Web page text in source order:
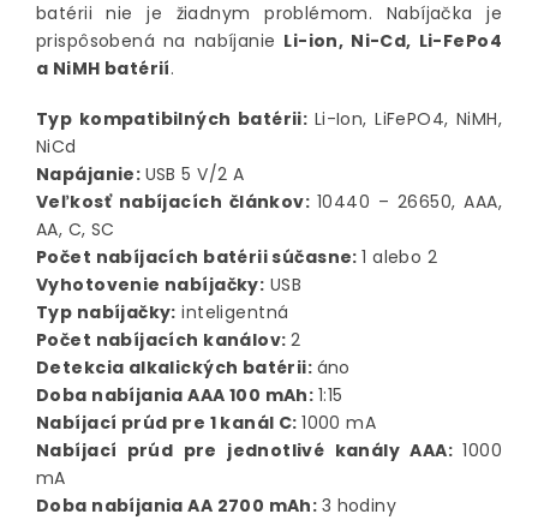
batérii nie je žiadnym problémom. Nabíjačka je
prispôsobená na nabíjanie Li-ion, Ni-Cd, Li-FePo4
a NiMH batérií.
Typ kompatibilných batérii: Li-Ion, LiFePO4, NiMH,
NiCd
Napájanie: USB 5 V/2 A
Veľkosť nabíjacích článkov: 10440 – 26650, AAA,
AA, C, SC
Počet nabíjacích batérii súčasne: 1 alebo 2
Vyhotovenie nabíjačky: USB
Typ nabíjačky: inteligentná
Počet nabíjacích kanálov: 2
Detekcia alkalických batérii: áno
Doba nabíjania AAA 100 mAh: 1:15
Nabíjací prúd pre 1 kanál C: 1000 mA
Nabíjací prúd pre jednotlivé kanály AAA: 1000
mA
Doba nabíjania AA 2700 mAh: 3 hodiny